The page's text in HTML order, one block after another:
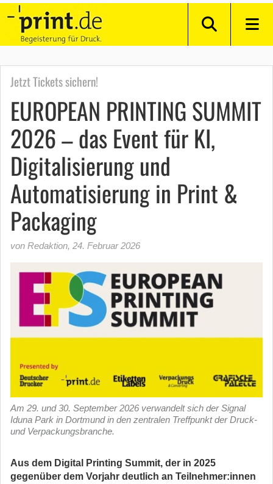
Jetzt Tickets sichern!
EUROPEAN PRINTING SUMMIT
2026 – das Event für KI,
Digitalisierung und
Automatisierung in Print &
Packaging
von Redaktion, 24. Februar 2026
Am 29. und 30. September 2026 verwandelt sich der Signal
Iduna Park in Dortmund in den zentralen Treffpunkt der Druck-
und Verpackungsbranche.
Aus dem Digital Printing Summit, der in 2025
gegenüber dem Vorjahr deutlich an Teilnehmer:innen